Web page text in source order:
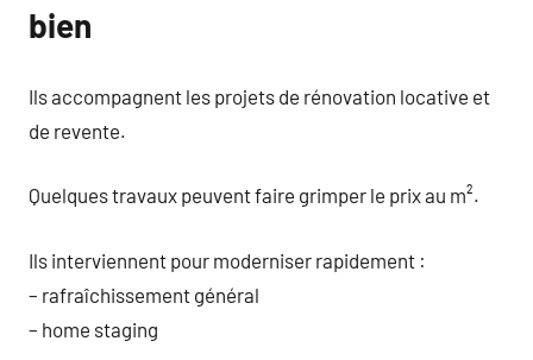
bien
Ils accompagnent les projets de rénovation locative et
de revente.
Quelques travaux peuvent faire grimper le prix au m².
Ils interviennent pour moderniser rapidement :
– rafraîchissement général
– home staging